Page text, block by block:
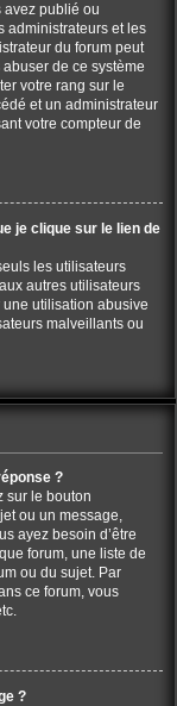
avez publié ou
administrateurs et les
du forum peut
de ce système
votre rang sur le
et un administrateur
votre compteur de
je clique sur le lien de
les utilisateurs
autres utilisateurs
utilisation abusive
malveillants ou
?
sur le bouton
ou un message,
ayez besoin d’être
forum, une liste de
ou du sujet. Par
ce forum, vous
?